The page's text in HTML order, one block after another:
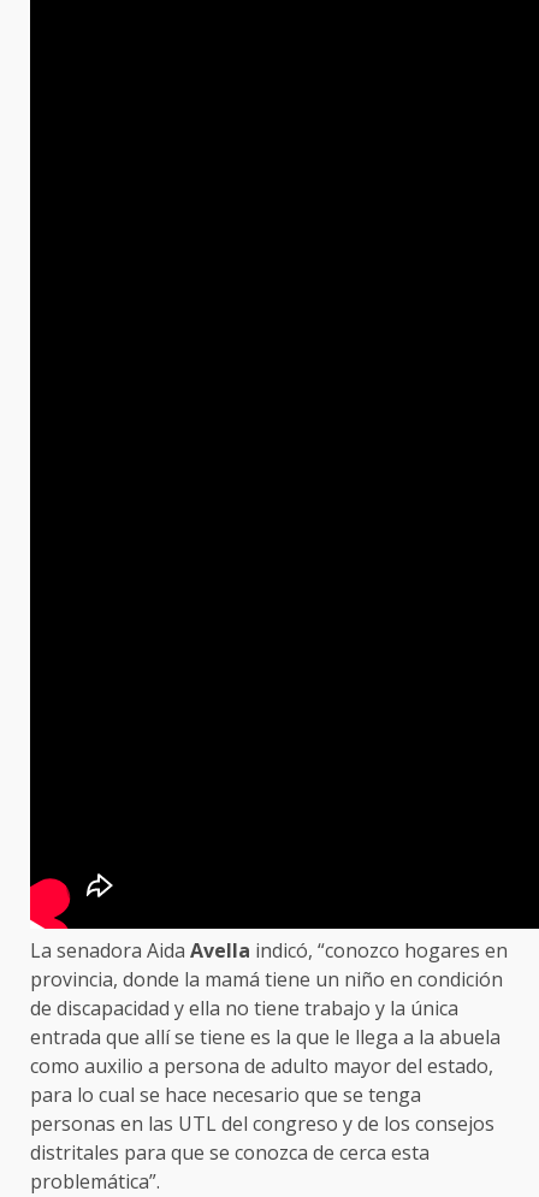
La senadora Aida Avella indicó, “conozco hogares en
provincia, donde la mamá tiene un niño en condición
de discapacidad y ella no tiene trabajo y la única
entrada que allí se tiene es la que le llega a la abuela
como auxilio a persona de adulto mayor del estado,
para lo cual se hace necesario que se tenga
personas en las UTL del congreso y de los consejos
distritales para que se conozca de cerca esta
problemática”.